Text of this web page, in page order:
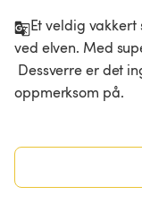
Et veldig vakkert
ved elven. Med
oppmerksom på.